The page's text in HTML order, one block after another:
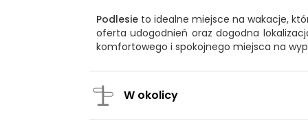
Podlesie to idealne miejsce na wakacje,
oferta udogodnień oraz dogodna
komfortowego i spokojnego miejsca na
W okolicy